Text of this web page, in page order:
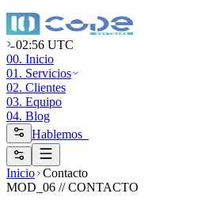
02:56 UTC
00. Inicio
01. Servicios
02. Clientes
03. Equipo
04. Blog
Hablemos_
Inicio Contacto
MOD_06 // CONTACTO